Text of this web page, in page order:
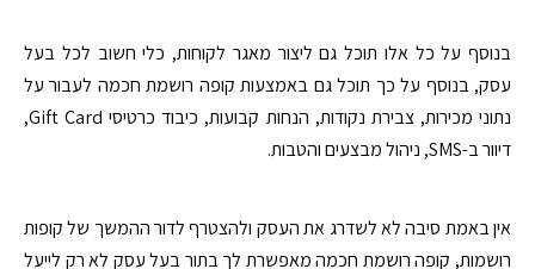
בנוסף על כל אלו תוכל גם ליצור מאגר לקוחות, כלי חשוב לכל בעל
עסק, בנוסף על כך תוכל גם באמצעות קופה רושמת חכמה לעבור על
נתוני מכירות, צבירת נקודות, הנחות קבועות, כיבוד כרטיסי Gift Card,
דיוור ב-SMS, ניהול מבצעים והטבות.
אין באמת סיבה לא לשדרג את העסק ולהצטרף לדור ההמשך של קופות
רושמות, קופה רושמת חכמה מאפשרת לך בתור בעל עסק לא רק לייעל